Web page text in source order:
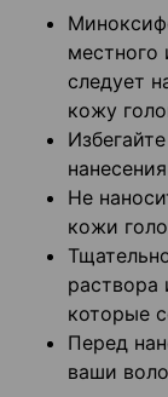
местного
следует
кожу
Не
кожи
раствора
которые
Перед
ваши